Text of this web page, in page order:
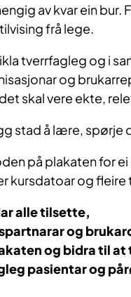
av kvar ein bur.
frå lege.
tverrfagleg og i
og
skal vere ekte,
stad å lære, spørje
på plakaten for
kursdatoar og fleire
alle tilsette,
og
og bidra til at
pasientar og